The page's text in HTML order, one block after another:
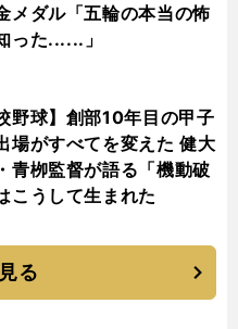
メダル「五輪の本当の怖
った......」
野球】創部10年目の甲子
場がすべてを変えた 健大
青栁監督が語る「機動破
こうして生まれた
る